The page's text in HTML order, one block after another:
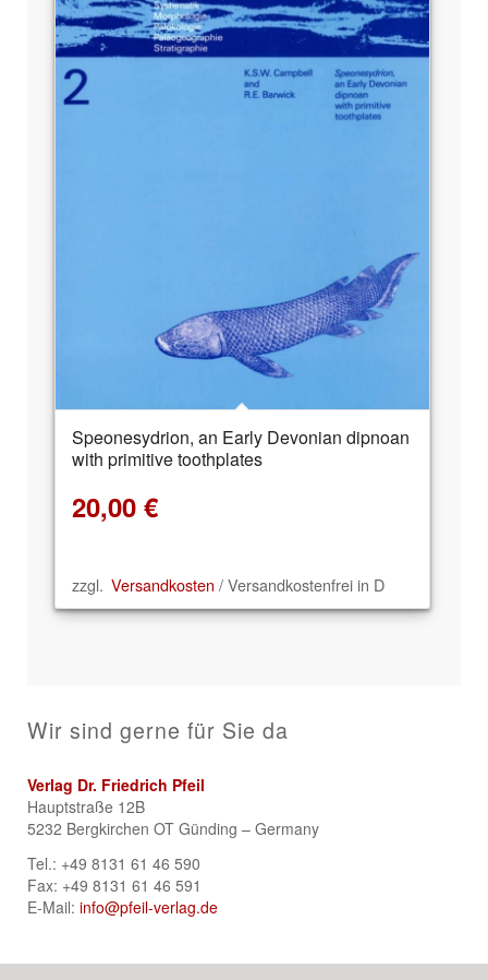
Speonesydrion, an Early Devonian dipnoan
with primitive toothplates
20,00 €
zzgl. Versandkosten / Versandkostenfrei in D
Wir sind gerne für Sie da
Verlag Dr. Friedrich Pfeil
Hauptstraße 12B
5232 Bergkirchen OT Günding – Germany
Tel.: +49 8131 61 46 590
Fax: +49 8131 61 46 591
E-Mail: info@pfeil-verlag.de